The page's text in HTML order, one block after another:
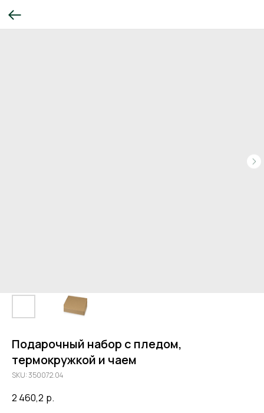
Подарочный набор с пледом,
термокружкой и чаем
SKU:350072.04
2 460,2 р.